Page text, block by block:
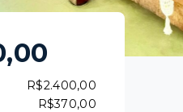
R$2.400,00
R$370,00